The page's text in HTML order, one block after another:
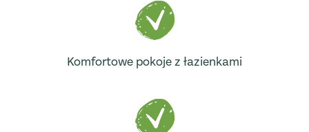
Komfortowe pokoje z łazienkami